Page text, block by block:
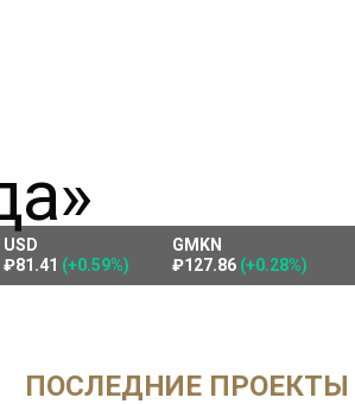
USD
₽81.41 (+0.59%)
GMKN
₽127.86 (+0.28%)
ПОСЛЕДНИЕ ПРОЕКТЫ